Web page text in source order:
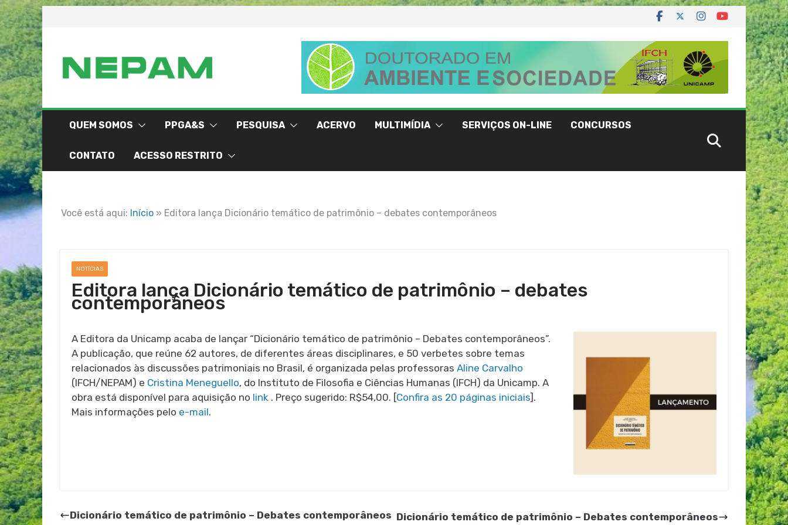
Skip
to
content
QUEM SOMOS PPGA&S PESQUISA ACERVO MULTIMÍDIA SERVIÇOS ON-LINE CONCURSOS
CONTATO ACESSO RESTRITO
Você está aqui: Início » Editora lança Dicionário temático de patrimônio – debates contemporâneos
NOTÍCIAS
Editora lança Dicionário temático de patrimônio – debates
contemporâneos
A Editora da Unicamp acaba de lançar “Dicionário temático de patrimônio – Debates contemporâneos”.
A publicação, que reúne 62 autores, de diferentes áreas disciplinares, e 50 verbetes sobre temas
relacionados às discussões patrimoniais no Brasil, é organizada pelas professoras Aline Carvalho
(IFCH/NEPAM) e Cristina Meneguello, do Instituto de Filosofia e Ciências Humanas (IFCH) da Unicamp. A
obra está disponível para aquisição no link . Preço sugerido: R$54,00. [Confira as 20 páginas iniciais].
Mais informações pelo e-mail.
Dicionário temático de patrimônio – Debates contemporâneos Dicionário temático de patrimônio – Debates contemporâneos